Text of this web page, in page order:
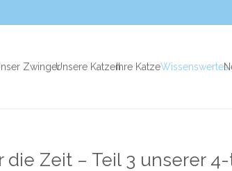
ZwingerUnsere KatzenIhre KatzeWissenswertes
Zeit – Teil 3 unserer